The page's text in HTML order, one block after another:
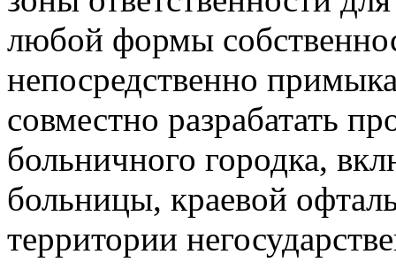
любой формы
непосредственно
совместно разрабатать
больничного городка,
больницы, краевой
территории